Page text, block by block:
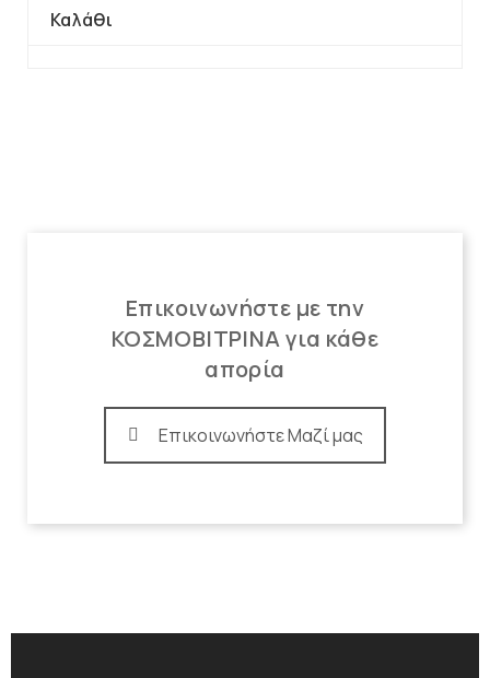
Καλάθι
Επικοινωνήστε με την
ΚΟΣΜΟΒΙΤΡΙΝΑ για κάθε
απορία
Επικοινωνήστε Μαζί μας